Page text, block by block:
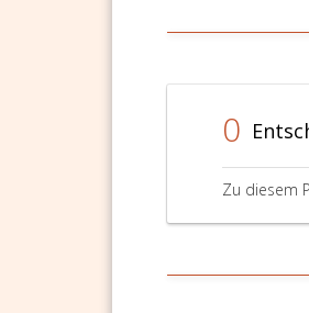
0
Zu diesem